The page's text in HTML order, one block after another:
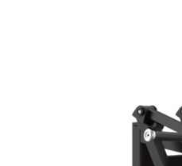
Máy Leo Cầu
Máy tập
Thiết Bị Phòng
Máy Khối Tập
Máy khối đa